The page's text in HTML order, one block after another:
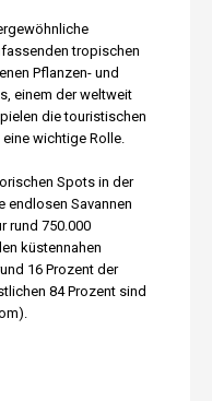
tropischen
Pflanzen- und
einem der weltweit
die touristischen
wichtige Rolle.
Spots in der
endlosen Savannen
rund 750.000
küstennahen
16 Prozent der
84 Prozent sind